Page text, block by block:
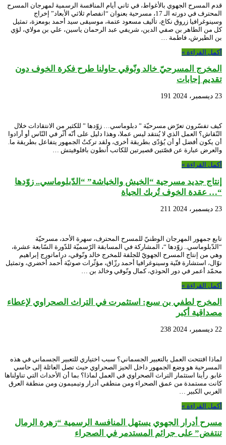
قدم المسرح الجهوي بالأغواط، في ثاني أيام المنافسة الرسمية لمهرجان المسرح
المحترف في دورته الـ 17، مسرحية بعنوان “انفصام ثلاثي الأبعاد” إخراج
وسينوغرافيا زروق نكاع، تأليف مسعود عتمة، موسيقى سيد أحمد بومعزة، تمثيل
كل من الطاهر بن صفي الدين، شريفي عبد الرحمان ياسين، علي بن مولاي، لؤي
بن الطيرش، فاطمة …
أكمل القراءة »
المخرج المسرحيّ خالد ونّوقي حاولنا طرح فكرة الخوف دون
تقديم إجابات
23 ديسمبر، 2024 191
كيف تفسّرون تعرّض مسرحيّة ” دبلوماسي… زوّدها ” للكثير من الانتقادات خلال
النّقاش؟ العمل الذي لا يُنتقد ليس عملا، وهذا دليل على أنّه أثّر في النّاس أو أرادوا
أن يكون أفضل أو أن يُؤدّى بطريقة أخرى، ولقد تركتُ الجمهور يتفاعل بطريقة ما.
والعرض عبارة عن قصّتين قصيرتين للكاتب أنطون بافلوفيتش …
أكمل القراءة »
إنتاج جديد مسرحية “الخيش والخياشة” “الدّبلوماسي.. زوّدها
“… عقدة الخوف تُربك الحياة
23 ديسمبر، 2024 211
تابع جمهور المهرجان الوطنيّ للمسرح المحترف، سهرة الأحد، مسرحيّة
“الدّبلوماسي.. زوّدها “، المشاركة في المسابقة الرّسميّة للدّورة السّابعة عشرة،
وهي من إنتاج المسرح الجهويّ للجلفة للمخرج خالد ونّوقي، دراماتورج إبراهيم
نوّال، استشارة فنّية وسينوغرافيا أحمد رزّاق، مؤثّرات صوتيّة أحمد أخضري، وتمثيل
محمّد أعمر في دور الحوذي، كمال ونّوقي وخالد بن …
أكمل القراءة »
المخرج لطفي بن سبع: استثمرت في التراث الصحراوي لإعطاء
مصداقية أكبر
22 ديسمبر، 2024 238
لماذا افتتحت العمل بالتعبير الجسماني؟ سبب اختياري للتعبير الجسماني في هذه
المسرحية هو وضع الجمهور داخل الحيز الصحراوي حيث تصل العائلة إلى حاسي
غابو. رأينا استثمار التراث الصحراوي في العمل لماذا؟ بما أن الأحداث التي تناولناها
كانت مستمدة من عمق الصحراء ومن منطقي أدرار وتيميمون ومن منطقة العرق
الغربي الكبير …
أكمل القراءة »
مسرح أدرار الجهوي يستهل المنافسة الرسمية “زهرة الرمال
تنتفض” على جرائم المستدمر في الصحراء